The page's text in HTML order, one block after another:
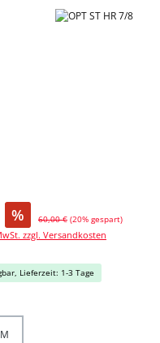
überspringen
% Regulärer Preis:
60,00 € (20% gespart)
zzgl. Versandkosten
Lieferzeit: 1-3 Tage
M